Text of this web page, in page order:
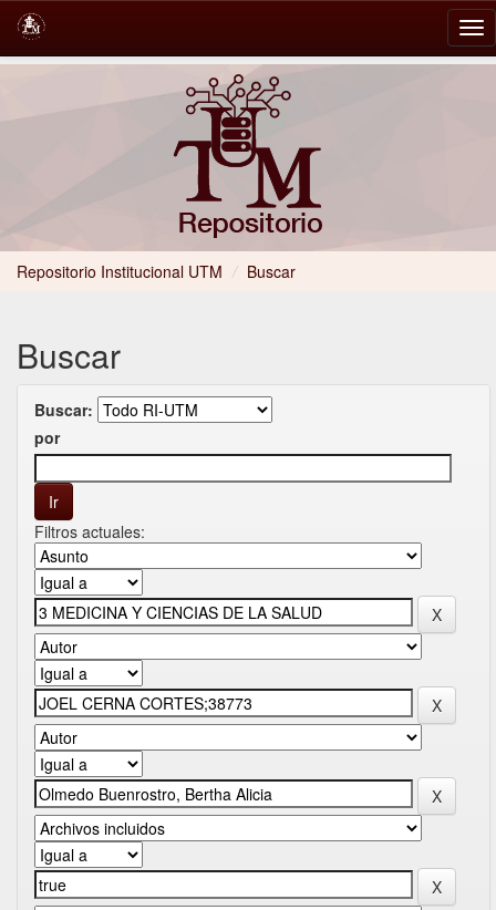
Repositorio Institucional UTM / Buscar
Buscar
Buscar:
por
Filtros actuales: